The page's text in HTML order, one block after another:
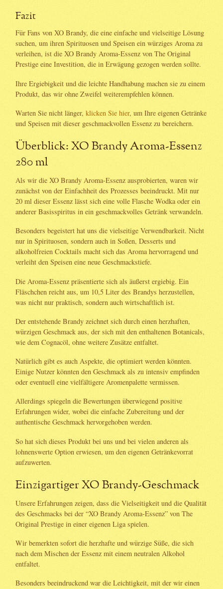
Fazit
Für Fans von XO Brandy, die eine einfache und vielseitige Lösung
suchen, um ihren Spirituosen und Speisen ein würziges Aroma zu
verleihen, ist die XO Brandy Aroma-Essenz von The Original
Prestige eine Investition, die in Erwägung gezogen werden sollte.
Ihre Ergiebigkeit und die leichte Handhabung machen sie zu einem
Produkt, das wir ohne Zweifel weiterempfehlen können.
Warten Sie nicht länger,klicken Sie hier, um Ihre eigenen Getränke
und Speisen mit dieser geschmackvollen Essenz zu bereichern.
Überblick: XO Brandy Aroma-Essenz
280 ml
Als wir die XO Brandy Aroma-Essenz ausprobierten, waren wir
zunächst von der Einfachheit des Prozesses beeindruckt. Mit nur
20 ml dieser Essenz lässt sich eine volle Flasche Wodka oder ein
anderer Basisspiritus in ein geschmackvolles Getränk verwandeln.
Besonders begeistert hat uns die vielseitige Verwendbarkeit. Nicht
nur in Spirituosen, sondern auch in Soßen, Desserts und
alkoholfreien Cocktails macht sich das Aroma hervorragend und
verleiht den Speisen eine neue Geschmackstiefe.
Die Aroma-Essenz präsentierte sich als äußerst ergiebig. Ein
Fläschchen reicht aus, um 10,5 Liter des Brandys herzustellen,
was nicht nur praktisch, sondern auch wirtschaftlich ist.
Der entstehende Brandy zeichnet sich durch einen herzhaften,
würzigen Geschmack aus, der sich mit den enthaltenen Botanicals,
wie dem Cognacöl, ohne weitere Zusätze entfaltet.
Natürlich gibt es auch Aspekte, die optimiert werden könnten.
Einige Nutzer könnten den Geschmack als zu intensiv empfinden
oder eventuell eine vielfältigere Aromenpalette vermissen.
Allerdings spiegeln die Bewertungen überwiegend positive
Erfahrungen wider, wobei die einfache Zubereitung und der
authentische Geschmack hervorgehoben werden.
So hat sich dieses Produkt bei uns und bei vielen anderen als
lohnenswerte Option erwiesen, um den eigenen Getränkevorrat
aufzuwerten.
Einzigartiger XO Brandy-Geschmack
Unsere Erfahrungen zeigen, dass die Vielseitigkeit und die Qualität
des Geschmacks bei der “XO Brandy Aroma-Essenz” von The
Original Prestige in einer eigenen Liga spielen.
Wir bemerkten sofort die herzhafte und würzige Süße, die sich
nach dem Mischen der Essenz mit einem neutralen Alkohol
entfaltet.
Besonders beeindruckend war die Leichtigkeit, mit der wir einen